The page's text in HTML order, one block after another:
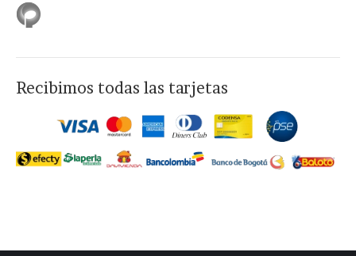
Recibimos todas las tarjetas